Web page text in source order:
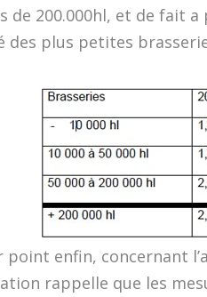
de 200.000hl, et de fait
des plus petites
point enfin, concernant
rappelle que les